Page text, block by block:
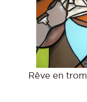
Rêve en